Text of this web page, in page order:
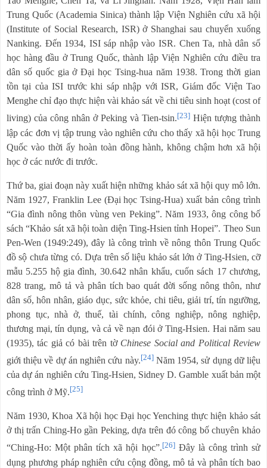
Trung Quốc (Academia Sinica) thành lập Viện Nghiên cứu xã hội
(Institute of Social Research, ISR) ở Shanghai sau chuyển xuống
Nanking. Đến 1934, ISI sáp nhập vào ISR. Chen Ta, nhà dân số
học hàng đầu ở Trung Quốc, thành lập Viện Nghiên cứu điều tra
dân số quốc gia ở Đại học Tsing-hua năm 1938. Trong thời gian
tồn tại của ISI trước khi sáp nhập với ISR, Giám đốc Viện Tao
Menghe chỉ đạo thực hiện vài khảo sát về chi tiêu sinh hoạt (cost of
living) của công nhân ở Peking và Tien-tsin.[23] Hiện tượng thành
lập các đơn vị tập trung vào nghiên cứu cho thấy xã hội học Trung
Quốc vào thời ấy hoàn toàn đồng hành, không chậm hơn xã hội
học ở các nước đi trước.
Thứ ba, giai đoạn này xuất hiện những khảo sát xã hội quy mô lớn.
Năm 1927, Franklin Lee (Đại học Tsing-Hua) xuất bản công trình
“Gia đình nông thôn vùng ven Peking”. Năm 1933, ông công bố
sách “Khảo sát xã hội toàn diện Ting-Hsien tỉnh Hopei”. Theo Sun
Pen-Wen (1949:249), đây là công trình về nông thôn Trung Quốc
đồ sộ chưa từng có. Dựa trên số liệu khảo sát lớn ở Ting-Hsien, cỡ
mẫu 5.255 hộ gia đình, 30.642 nhân khẩu, cuốn sách 17 chương,
828 trang, mô tả và phân tích bao quát đời sống nông thôn, như
dân số, hôn nhân, giáo dục, sức khỏe, chi tiêu, giải trí, tín ngưỡng,
phong tục, nhà ở, thuế, tài chính, công nghiệp, nông nghiệp,
thương mại, tín dụng, và cả về nạn đói ở Ting-Hsien. Hai năm sau
(1935), tác giả có bài trên tờ Chinese Social and Political Review
giới thiệu về dự án nghiên cứu này.[24]Năm 1954, sử dụng dữ liệu
của dự án nghiên cứu Ting-Hsien, Sidney D. Gamble xuất bản một
công trình ở Mỹ.[25]
Năm 1930, Khoa Xã hội học Đại học Yenching thực hiện khảo sát
ở thị trấn Ching-Ho gần Peking, dựa trên đó công bố chuyên khảo
“Ching-Ho: Một phân tích xã hội học”.[26]Đây là công trình sử
dụng phương pháp nghiên cứu cộng đồng, mô tả và phân tích bao